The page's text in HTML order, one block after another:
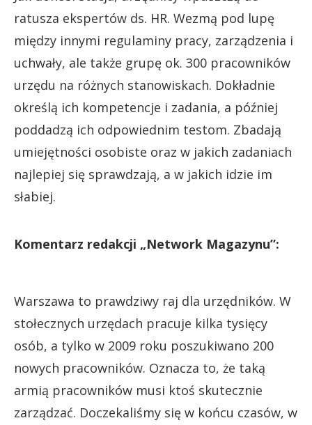
ratusza ekspertów ds. HR. Wezmą pod lupę
między innymi regulaminy pracy, zarządzenia i
uchwały, ale także grupę ok. 300 pracowników
urzędu na różnych stanowiskach. Dokładnie
określą ich kompetencje i zadania, a później
poddadzą ich odpowiednim testom. Zbadają
umiejętności osobiste oraz w jakich zadaniach
najlepiej się sprawdzają, a w jakich idzie im
słabiej.
Komentarz redakcji „Network Magazynu”:
Warszawa to prawdziwy raj dla urzędników. W
stołecznych urzędach pracuje kilka tysięcy
osób, a tylko w 2009 roku poszukiwano 200
nowych pracowników. Oznacza to, że taką
armią pracowników musi ktoś skutecznie
zarządzać. Doczekaliśmy się w końcu czasów, w